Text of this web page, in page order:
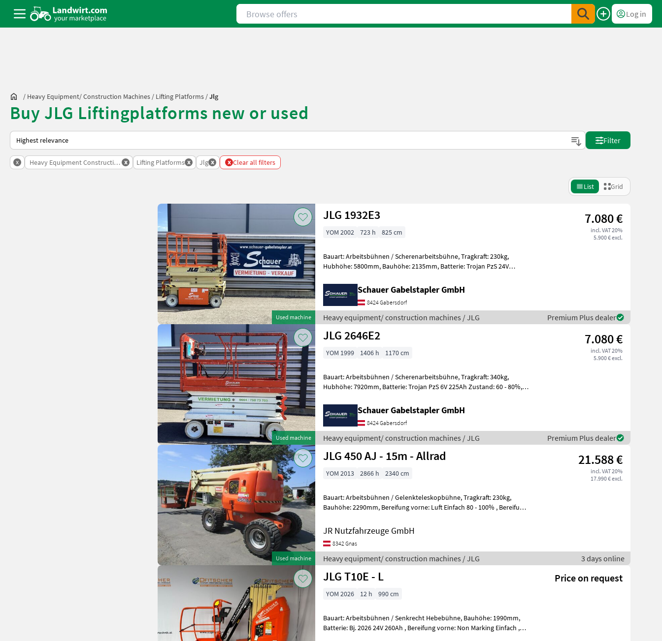
Browse offers
Log in
/ Heavy Equipment/ Construction Machines / Lifting Platforms /Jlg
Buy JLG Liftingplatforms new or used
This is how sorting works on Landwirt.com
Filter
x Heavy Equipment Construction Machines
x Lifting Platforms x Jlg x x Clear all filters
List Grid
Used machine
JLG 1932E3 7.080 €
incl. VAT 20%
5.900 € excl.
YOM 2002 723 h 825 cm
Bauart: Arbeitsbühnen / Scherenarbeitsbühne, Tragkraft: 230kg,
Hubhöhe: 5800mm, Bauhöhe: 2135mm, Batterie: Trojan PzS 24V
Schauer Gabelstapler GmbH
8424 Gabersdorf
Heavy equipment/ construction machines / JLG Premium Plus dealer
Used machine
JLG 2646E2 7.080 €
incl. VAT 20%
5.900 € excl.
YOM 1999 1406 h 1170 cm
Bauart: Arbeitsbühnen / Scherenarbeitsbühne, Tragkraft: 340kg,
Hubhöhe: 7920mm, Batterie: Trojan PzS 6V 225Ah Zustand: 60 - 80%,
Schauer Gabelstapler GmbH
8424 Gabersdorf
Heavy equipment/ construction machines / JLG Premium Plus dealer
Used machine
JLG 450 AJ - 15m - Allrad 21.588 €
incl. VAT 20%
17.990 € excl.
YOM 2013 2866 h 2340 cm
Bauart: Arbeitsbühnen / Gelenkteleskopbühne, Tragkraft: 230kg,
Bauhöhe: 2290mm, Bereifung vorne: Luft Einfach 80 - 100% , Bereifung
JR Nutzfahrzeuge GmbH
8342 Gnas
Heavy equipment/ construction machines / JLG 3 days online
JLG T10E - L Price on request
YOM 2026 12 h 990 cm
Bauart: Arbeitsbühnen / Senkrecht Hebebühne, Bauhöhe: 1990mm,
Batterie: Bj. 2026 24V 260Ah , Bereifung vorne: Non Marking Einfach ,